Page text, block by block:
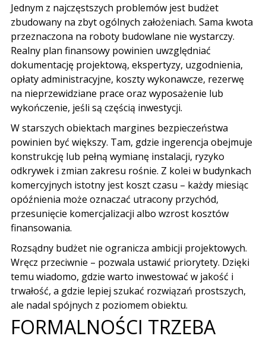
Jednym z najczęstszych problemów jest budżet
zbudowany na zbyt ogólnych założeniach. Sama kwota
przeznaczona na roboty budowlane nie wystarczy.
Realny plan finansowy powinien uwzględniać
dokumentację projektową, ekspertyzy, uzgodnienia,
opłaty administracyjne, koszty wykonawcze, rezerwę
na nieprzewidziane prace oraz wyposażenie lub
wykończenie, jeśli są częścią inwestycji.
W starszych obiektach margines bezpieczeństwa
powinien być większy. Tam, gdzie ingerencja obejmuje
konstrukcję lub pełną wymianę instalacji, ryzyko
odkrywek i zmian zakresu rośnie. Z kolei w budynkach
komercyjnych istotny jest koszt czasu – każdy miesiąc
opóźnienia może oznaczać utracony przychód,
przesunięcie komercjalizacji albo wzrost kosztów
finansowania.
Rozsądny budżet nie ogranicza ambicji projektowych.
Wręcz przeciwnie – pozwala ustawić priorytety. Dzięki
temu wiadomo, gdzie warto inwestować w jakość i
trwałość, a gdzie lepiej szukać rozwiązań prostszych,
ale nadal spójnych z poziomem obiektu.
FORMALNOŚCI TRZEBA